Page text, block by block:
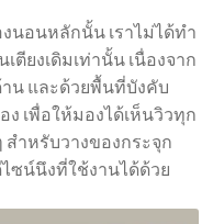
นอนหลักนั้น เราไม่ได้ทำ
ตียงเดิมเท่านั้น เนื่องจาก
น และด้วยพื้นที่บังคับ
ง เพื่อให้มองได้เห็นวิวทุก
สำหรับวางของกระจุก
ซน์นึงที่ใช้งานได้ด้วย